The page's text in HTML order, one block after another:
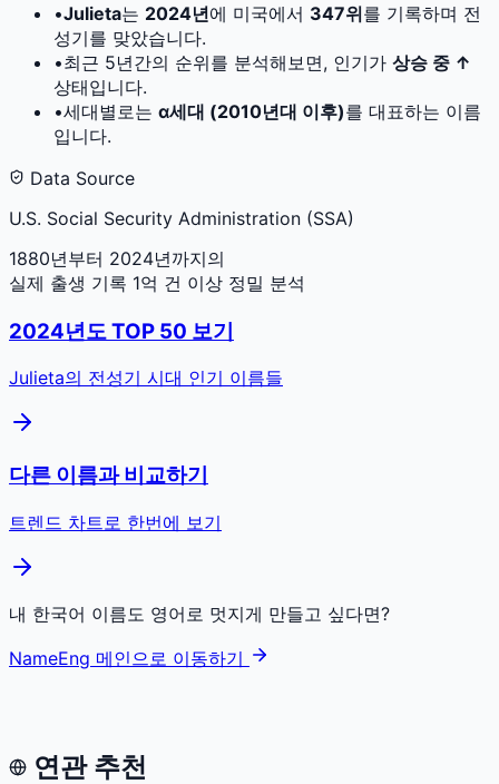
•Julieta는 2024년에 미국에서 347위를 기록하며 전
성기를 맞았습니다.
•최근 5년간의 순위를 분석해보면, 인기가 상승 중 ↑
상태입니다.
•세대별로는 α세대 (2010년대 이후)를 대표하는 이름
입니다.
Data Source
U.S. Social Security Administration (SSA)
1880년부터 2024년까지의
실제 출생 기록 1억 건 이상 정밀 분석
2024년도 TOP 50 보기
Julieta의 전성기 시대 인기 이름들
다른 이름과 비교하기
트렌드 차트로 한번에 보기
내 한국어 이름도 영어로 멋지게 만들고 싶다면?
NameEng 메인으로 이동하기
연관 추천